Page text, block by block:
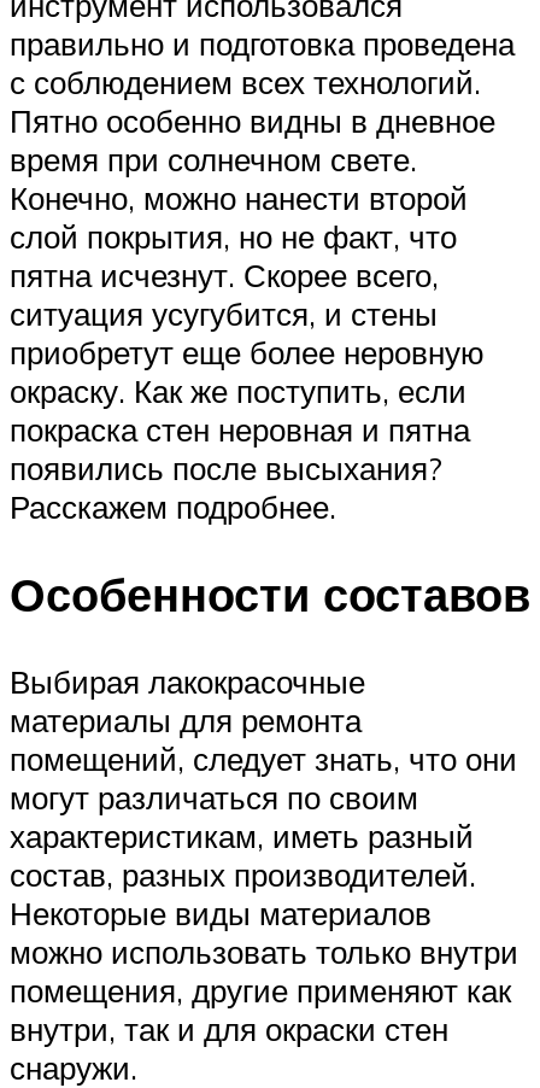
правильно и подготовка проведена
с соблюдением всех технологий.
Пятно особенно видны в дневное
время при солнечном свете.
Конечно, можно нанести второй
слой покрытия, но не факт, что
пятна исчезнут. Скорее всего,
ситуация усугубится, и стены
приобретут еще более неровную
окраску. Как же поступить, если
покраска стен неровная и пятна
появились после высыхания?
Расскажем подробнее.
Особенности составов
Выбирая лакокрасочные
материалы для ремонта
помещений, следует знать, что они
могут различаться по своим
характеристикам, иметь разный
состав, разных производителей.
Некоторые виды материалов
можно использовать только внутри
помещения, другие применяют как
внутри, так и для окраски стен
снаружи.